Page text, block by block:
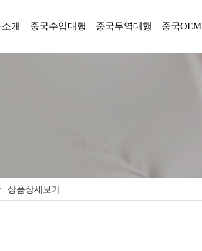
개 중국수입대행 중국무역대행 중국OEM
상품상세보기